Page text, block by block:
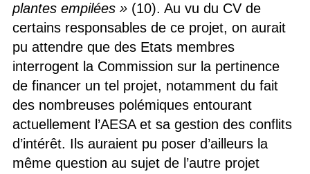
plantes empilées »(10). Au vu du CV de
certains responsables de ce projet, on aurait
pu attendre que des Etats membres
interrogent la Commission sur la pertinence
de financer un tel projet, notamment du fait
des nombreuses polémiques entourant
actuellement l’AESA et sa gestion des conflits
d’intérêt. Ils auraient pu poser d’ailleurs la
même question au sujet de l’autre projet